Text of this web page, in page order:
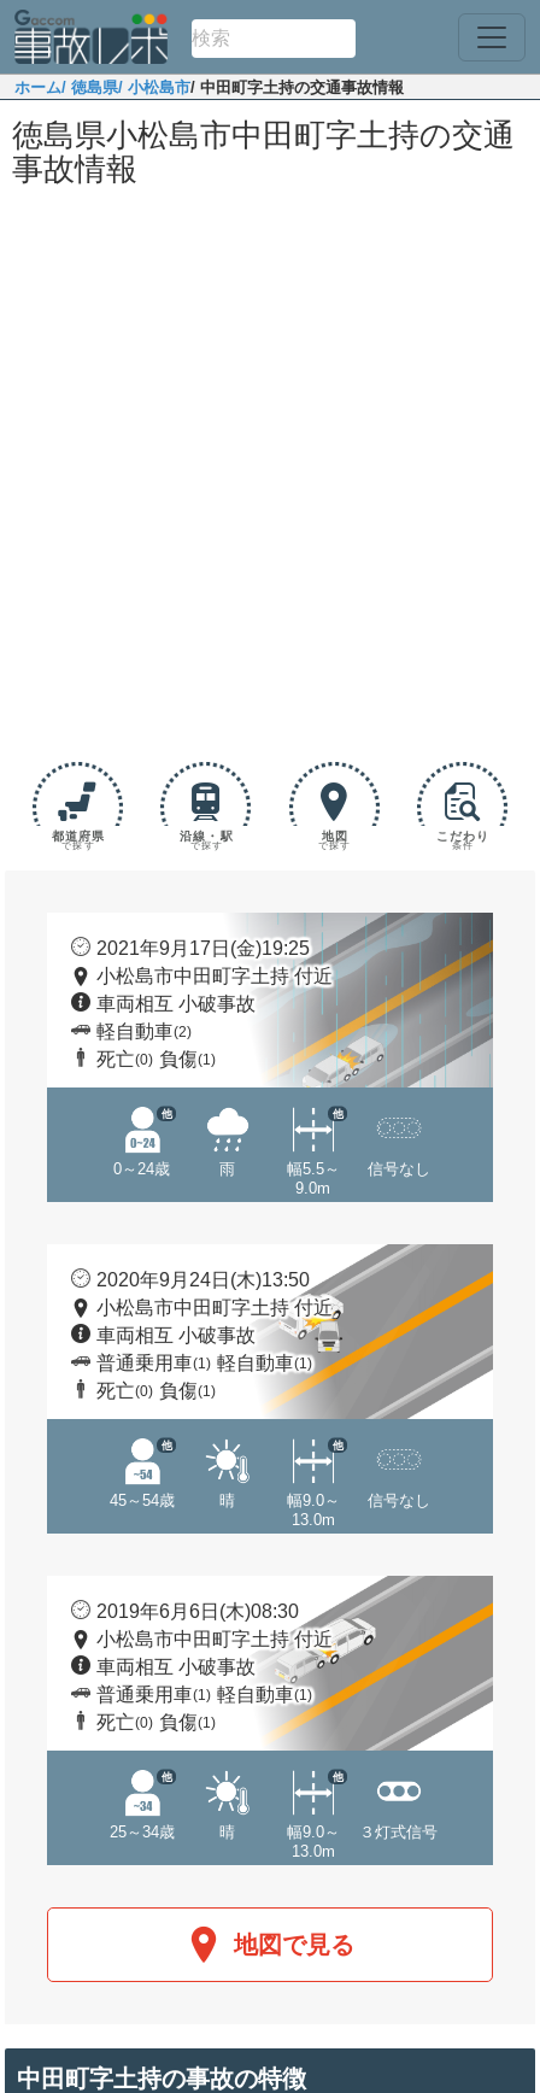
ホーム/ 徳島県/ 小松島市/ 中田町字土持の交通事故情報
徳島県小松島市中田町字土持の交通
事故情報
都道府県
で探す
沿線・駅
で探す
地図
で探す
こだわり
条件
2021年9月17日(金)19:25
小松島市中田町字土持 付近
車両相互 小破事故
軽自動車(2)
死亡(0) 負傷(1)
0～24歳
他
雨
幅5.5～
9.0m
他
信号なし
2020年9月24日(木)13:50
小松島市中田町字土持 付近
車両相互 小破事故
普通乗用車(1) 軽自動車(1)
死亡(0) 負傷(1)
45～54歳
他
晴
幅9.0～
13.0m
他
信号なし
2019年6月6日(木)08:30
小松島市中田町字土持 付近
車両相互 小破事故
普通乗用車(1) 軽自動車(1)
死亡(0) 負傷(1)
25～34歳
他
晴
幅9.0～
13.0m
他
３灯式信号
地図で見る
中田町字土持の事故の特徴